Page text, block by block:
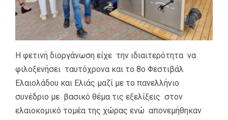
Η φετινή διοργάνωση είχε την ιδιαιτερότητα να
φιλοξενήσει ταυτόχρονα και το 8ο Φεστιβάλ
Ελαιολάδου και Ελιάς μαζί με το πανελλήνιο
συνέδριο με βασικό θέμα τις εξελίξεις στον
ελαιοκομικό τομέα της χώρας ενώ απονεμήθηκαν